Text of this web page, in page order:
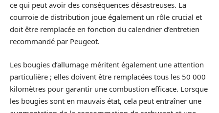
ce qui peut avoir des conséquences désastreuses. La
courroie de distribution joue également un rôle crucial et
doit être remplacée en fonction du calendrier d’entretien
recommandé par Peugeot.
Les bougies d’allumage méritent également une attention
particulière ; elles doivent être remplacées tous les 50 000
kilomètres pour garantir une combustion efficace. Lorsque
les bougies sont en mauvais état, cela peut entraîner une